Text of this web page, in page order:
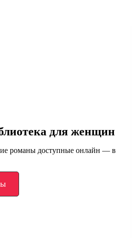
для женщин
романы доступные онлайн — в